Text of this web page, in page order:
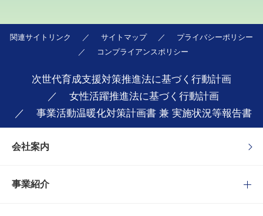
関連サイトリンク サイトマップ
プライバシーポリシー
コンプライアンスポリシー
次世代育成支援対策推進法に基づく行動計画
女性活躍推進法に基づく行動計画
事業活動温暖化対策計画書 兼 実施状況等報告書
会社案内
事業紹介